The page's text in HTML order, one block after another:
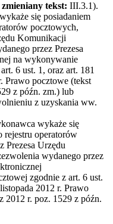
tekst: III.3.1).
się posiadaniem
pocztowych,
Komunikacji
przez Prezesa
na wykonywanie
6 ust. 1, oraz art. 181
Prawo pocztowe (tekst
z późn. zm.) lub
z uzyskania ww.
wykaże się
rejestru operatorów
Prezesa Urzędu
wydanego przez
zgodnie z art. 6 ust.
2012 r. Prawo
2012 r. poz. 1529 z późn.